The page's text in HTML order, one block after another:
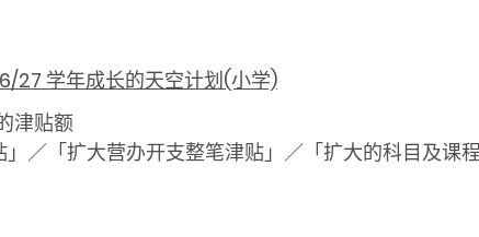
27 学年成长的天空计划(小学)
津贴额
／「扩大营办开支整笔津贴」／「扩大的科目及课